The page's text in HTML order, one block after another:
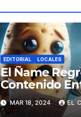
EDITORIAL LOCALES
El Ñame
Contenido
Generado
Artificial
MAR 18, 2024 EL